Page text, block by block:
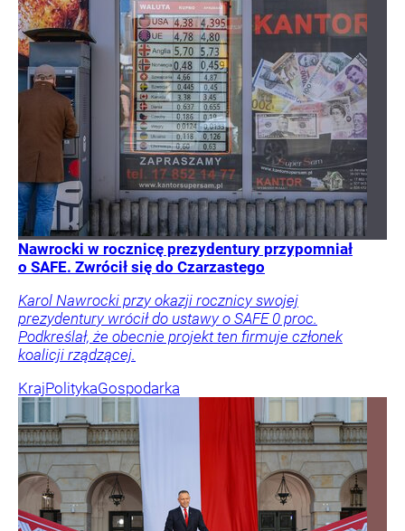
Nawrocki w rocznicę prezydentury przypomniał
o SAFE. Zwrócił się do Czarzastego
Karol Nawrocki przy okazji rocznicy swojej
prezydentury wrócił do ustawy o SAFE 0 proc.
Podkreślał, że obecnie projekt ten firmuje członek
koalicji rządzącej.
KrajPolitykaGospodarka